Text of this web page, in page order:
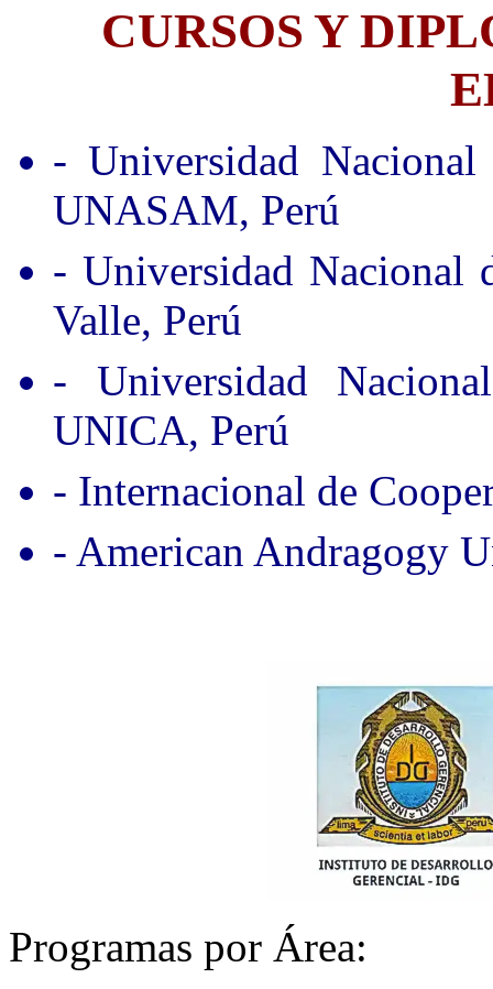
CURSOS Y
- Universidad
UNASAM, Perú
- Universidad Nacional
Valle, Perú
- Universidad
UNICA, Perú
- Internacional de
- American Andragogy
Programas por Área: